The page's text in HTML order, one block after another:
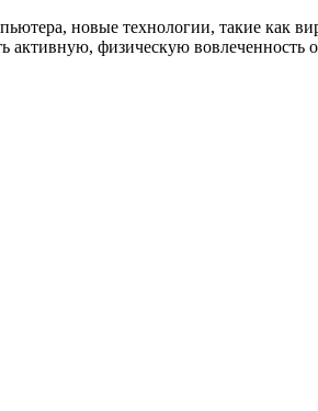
новые технологии, такие как
активную, физическую вовлеченность